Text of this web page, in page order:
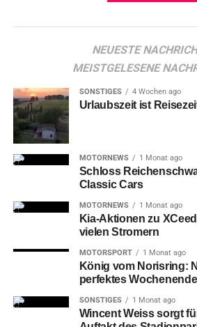
NEUESTE
MEISTGELESENE
SONSTIGES 4 Wochen ago
Urlaubszeit ist
MOTORNEWS 1 Monat ago
Schloss
Classic Cars
MOTORNEWS 1 Monat ago
Kia-Aktionen zu
vielen Stromern
MOTORSPORT 1 Monat ago
König vom Norisring:
perfektes
SONSTIGES 1 Monat ago
Wincent Weiss sorgt